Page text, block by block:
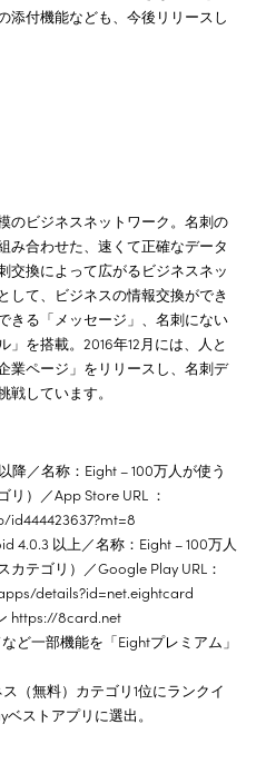
添付機能なども、今後リリースし
のビジネスネットワーク。名刺の
み合わせた、速くて正確なデータ
交換によって広がるビジネスネッ
して、ビジネスの情報交換ができ
きる「メッセージ」、名刺にない
を搭載。2016年12月には、人と
業ページ」をリリースし、名刺デ
しています。
降／名称：Eight – 100万人が使う
）／App Store URL ：
4.0.3 以上／名称：Eight – 100万人
テゴリ）／Google Play URL：
details?id=net.eightcard
https://8card.net
ど一部機能を「Eightプレミアム」
（無料）カテゴリ1位にランクイ
ストアプリに選出。